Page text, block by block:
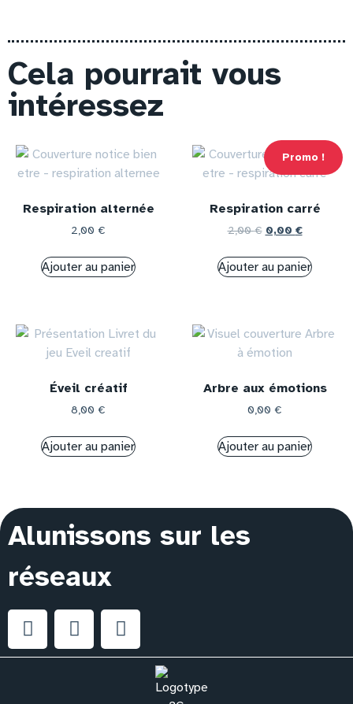
Cela pourrait vous
intéressez
Respiration alternée
2,00 €
Ajouter au panier
Promo !
Respiration carré
2,00€ 0,00 €
Ajouter au panier
Éveil créatif
8,00 €
Ajouter au panier
Arbre aux émotions
0,00 €
Ajouter au panier
Alunissons sur les
réseaux